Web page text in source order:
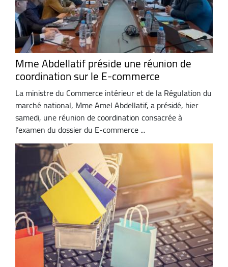
Mme Abdellatif préside une réunion de
coordination sur le E-commerce
La ministre du Commerce intérieur et de la Régulation du
marché national, Mme Amel Abdellatif, a présidé, hier
samedi, une réunion de coordination consacrée à
l’examen du dossier du E-commerce ...